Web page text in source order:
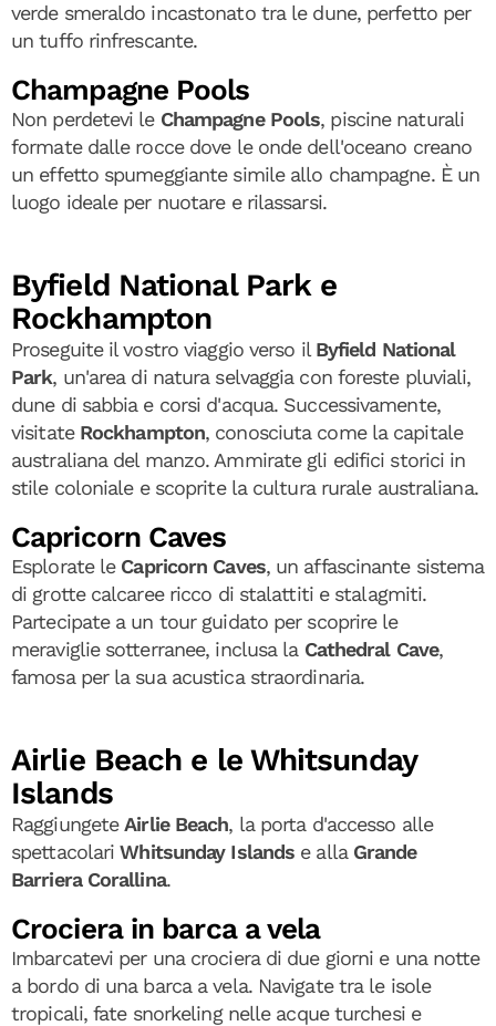
verde smeraldo incastonato tra le dune, perfetto per
un tuffo rinfrescante.
Champagne Pools
Non perdetevi le Champagne Pools, piscine naturali
formate dalle rocce dove le onde dell'oceano creano
un effetto spumeggiante simile allo champagne. È un
luogo ideale per nuotare e rilassarsi.
Byfield National Park e
Rockhampton
Proseguite il vostro viaggio verso il Byfield National
Park, un'area di natura selvaggia con foreste pluviali,
dune di sabbia e corsi d'acqua. Successivamente,
visitate Rockhampton, conosciuta come la capitale
australiana del manzo. Ammirate gli edifici storici in
stile coloniale e scoprite la cultura rurale australiana.
Capricorn Caves
Esplorate le Capricorn Caves, un affascinante sistema
di grotte calcaree ricco di stalattiti e stalagmiti.
Partecipate a un tour guidato per scoprire le
meraviglie sotterranee, inclusa la Cathedral Cave,
famosa per la sua acustica straordinaria.
Airlie Beach e le Whitsunday
Islands
RaggiungeteAirlie Beach, la porta d'accesso alle
spettacolariWhitsunday Islands e alla Grande
Barriera Corallina.
Crociera in barca a vela
Imbarcatevi per una crociera di due giorni e una notte
a bordo di una barca a vela. Navigate tra le isole
tropicali, fate snorkeling nelle acque turchesi e